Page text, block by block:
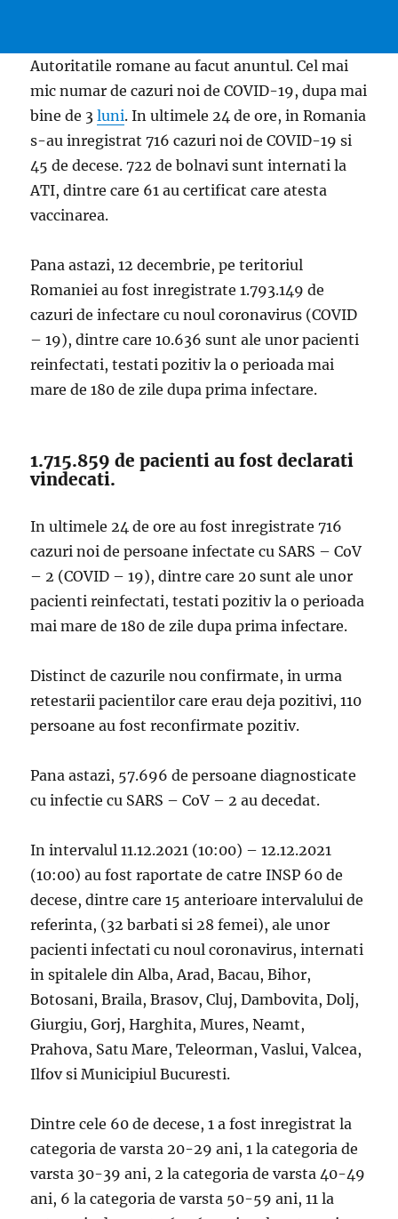
Autoritatile romane au facut anuntul. Cel mai
mic numar de cazuri noi de COVID-19, dupa mai
bine de 3luni. In ultimele 24 de ore, in Romania
s-au inregistrat 716 cazuri noi de COVID-19 si
45 de decese. 722 de bolnavi sunt internati la
ATI, dintre care 61 au certificat care atesta
vaccinarea.
Pana astazi, 12 decembrie, pe teritoriul
Romaniei au fost inregistrate 1.793.149 de
cazuri de infectare cu noul coronavirus (COVID
– 19), dintre care 10.636 sunt ale unor pacienti
reinfectati, testati pozitiv la o perioada mai
mare de 180 de zile dupa prima infectare.
1.715.859 de pacienti au fost declarati
vindecati.
In ultimele 24 de ore au fost inregistrate 716
cazuri noi de persoane infectate cu SARS – CoV
– 2 (COVID – 19), dintre care 20 sunt ale unor
pacienti reinfectati, testati pozitiv la o perioada
mai mare de 180 de zile dupa prima infectare.
Distinct de cazurile nou confirmate, in urma
retestarii pacientilor care erau deja pozitivi, 110
persoane au fost reconfirmate pozitiv.
Pana astazi, 57.696 de persoane diagnosticate
cu infectie cu SARS – CoV – 2 au decedat.
In intervalul 11.12.2021 (10:00) – 12.12.2021
(10:00) au fost raportate de catre INSP 60 de
decese, dintre care 15 anterioare intervalului de
referinta, (32 barbati si 28 femei), ale unor
pacienti infectati cu noul coronavirus, internati
in spitalele din Alba, Arad, Bacau, Bihor,
Botosani, Braila, Brasov, Cluj, Dambovita, Dolj,
Giurgiu, Gorj, Harghita, Mures, Neamt,
Prahova, Satu Mare, Teleorman, Vaslui, Valcea,
Ilfov si Municipiul Bucuresti.
Dintre cele 60 de decese, 1 a fost inregistrat la
categoria de varsta 20-29 ani, 1 la categoria de
varsta 30-39 ani, 2 la categoria de varsta 40-49
ani, 6 la categoria de varsta 50-59 ani, 11 la